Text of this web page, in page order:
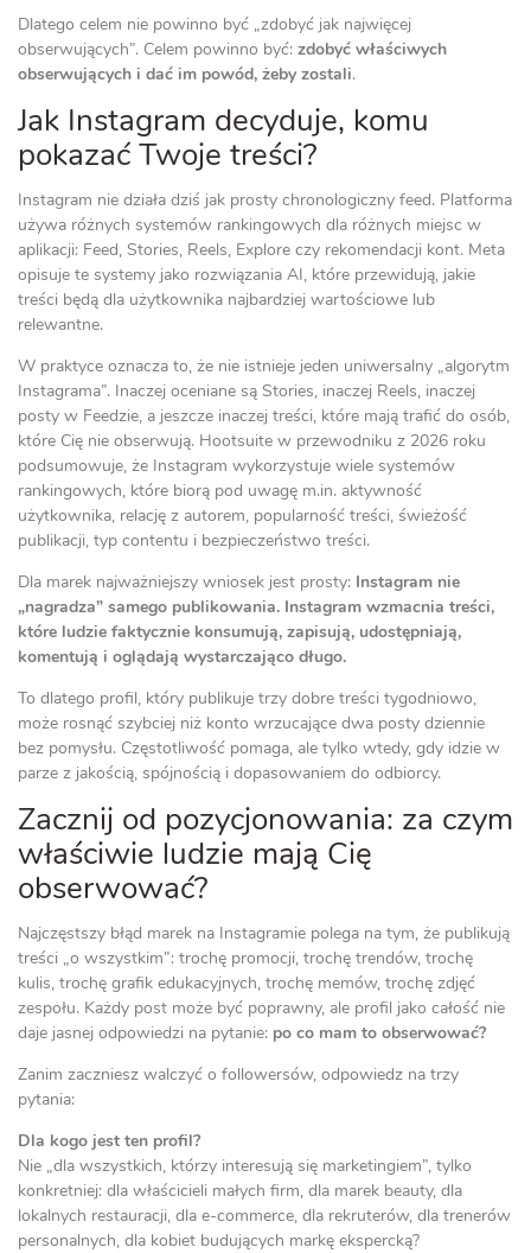
Dlatego celem nie powinno być „zdobyć jak najwięcej
obserwujących”. Celem powinno być: zdobyć właściwych
obserwujących i dać im powód, żeby zostali.
Jak Instagram decyduje, komu
pokazać Twoje treści?
Instagram nie działa dziś jak prosty chronologiczny feed. Platforma
używa różnych systemów rankingowych dla różnych miejsc w
aplikacji: Feed, Stories, Reels, Explore czy rekomendacji kont. Meta
opisuje te systemy jako rozwiązania AI, które przewidują, jakie
treści będą dla użytkownika najbardziej wartościowe lub
relewantne.
W praktyce oznacza to, że nie istnieje jeden uniwersalny „algorytm
Instagrama”. Inaczej oceniane są Stories, inaczej Reels, inaczej
posty w Feedzie, a jeszcze inaczej treści, które mają trafić do osób,
które Cię nie obserwują. Hootsuite w przewodniku z 2026 roku
podsumowuje, że Instagram wykorzystuje wiele systemów
rankingowych, które biorą pod uwagę m.in. aktywność
użytkownika, relację z autorem, popularność treści, świeżość
publikacji, typ contentu i bezpieczeństwo treści.
Dla marek najważniejszy wniosek jest prosty: Instagram nie
„nagradza” samego publikowania. Instagram wzmacnia treści,
które ludzie faktycznie konsumują, zapisują, udostępniają,
komentują i oglądają wystarczająco długo.
To dlatego profil, który publikuje trzy dobre treści tygodniowo,
może rosnąć szybciej niż konto wrzucające dwa posty dziennie
bez pomysłu. Częstotliwość pomaga, ale tylko wtedy, gdy idzie w
parze z jakością, spójnością i dopasowaniem do odbiorcy.
Zacznij od pozycjonowania: za czym
właściwie ludzie mają Cię
obserwować?
Najczęstszy błąd marek na Instagramie polega na tym, że publikują
treści „o wszystkim”: trochę promocji, trochę trendów, trochę
kulis, trochę grafik edukacyjnych, trochę memów, trochę zdjęć
zespołu. Każdy post może być poprawny, ale profil jako całość nie
daje jasnej odpowiedzi na pytanie: po co mam to obserwować?
Zanim zaczniesz walczyć o followersów, odpowiedz na trzy
pytania:
Dla kogo jest ten profil?
Nie „dla wszystkich, którzy interesują się marketingiem”, tylko
konkretniej: dla właścicieli małych firm, dla marek beauty, dla
lokalnych restauracji, dla e-commerce, dla rekruterów, dla trenerów
personalnych, dla kobiet budujących markę ekspercką?